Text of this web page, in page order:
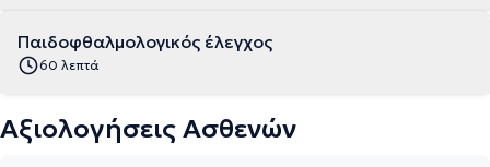
Παιδοφθαλμολογικός έλεγχος
60 λεπτά
Αξιολογήσεις Ασθενών